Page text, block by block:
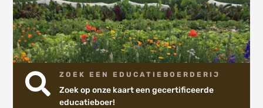
 ZOEK EEN EDUCATIEBOERDERIJ
Zoek op onze kaart een gecertificeerde
educatieboer!